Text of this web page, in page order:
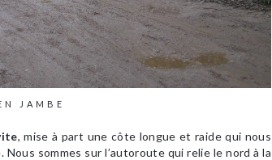
JAMBE
, mise à part une côte longue et raide qui nous
sommes sur l’autoroute qui relie le nord à la